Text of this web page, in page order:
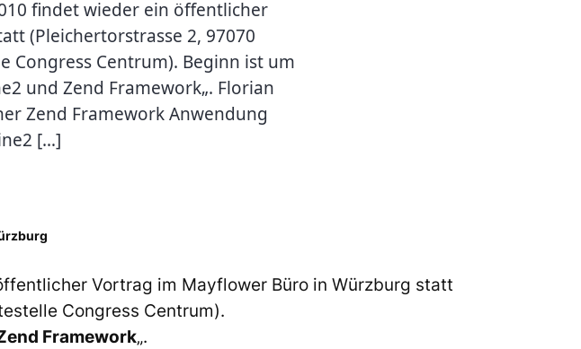
findet wieder ein öffentlicher
(Pleichertorstrasse 2, 97070
Congress Centrum). Beginn ist um
und Zend Framework„. Florian
Zend Framework Anwendung
[…]
Vortrag im Mayflower Büro in Würzburg statt
Congress Centrum).
Framework„.